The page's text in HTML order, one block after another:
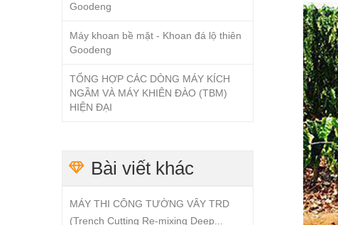
Goodeng
Máy khoan bề mặt - Khoan đá lộ thiên
Goodeng
TỔNG HỢP CÁC DÒNG MÁY KÍCH
NGẦM VÀ MÁY KHIÊN ĐÀO (TBM)
HIỆN ĐẠI
Bài viết khác
MÁY THI CÔNG TƯỜNG VÂY TRD
(Trench Cutting Re-mixing Deep...